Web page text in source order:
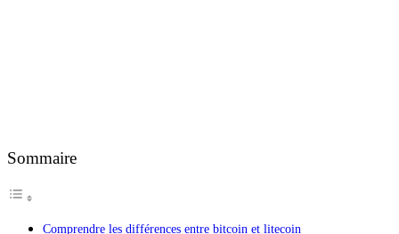
Sommaire
Comprendre les différences entre bitcoin et litecoin